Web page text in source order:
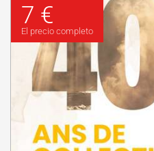
7 €
El precio completo